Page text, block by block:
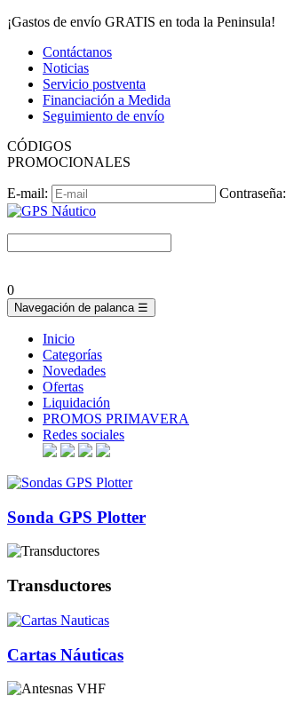
¡Gastos de envío GRATIS en toda la Peninsula!
Contáctanos
Noticias
Servicio postventa
Financiación a Medida
Seguimiento de envío
CÓDIGOS
PROMOCIONALES
E-mail: Contraseña:
0
Navegación de palanca☰
Inicio
Categorías
Novedades
Ofertas
Liquidación
PROMOS PRIMAVERA
Redes sociales
Sonda GPS Plotter
Transductores
Cartas Náuticas